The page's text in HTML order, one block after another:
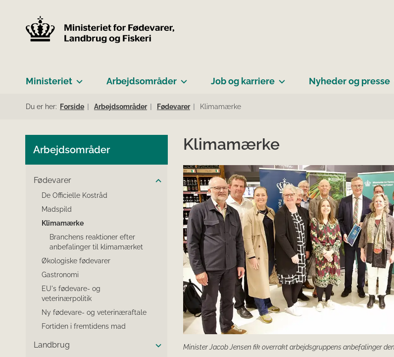
Ministeriet Arbejdsområder Job og karriere Nyheder og presse
Du er her: Forside Arbejdsområder Fødevarer Klimamærke
Arbejdsområder
Fødevarer
De Officielle Kostråd
Madspild
Klimamærke
Branchens reaktioner efter
anbefalinger til klimamærket
Økologiske fødevarer
Gastronomi
EU's fødevare- og
veterinærpolitik
Ny fødevare- og veterinæraftale
Fortiden i fremtidens mad
Landbrug
Klimamærke
Minister Jacob Jensen fik overrakt arbejdsgruppens anbefalinger den